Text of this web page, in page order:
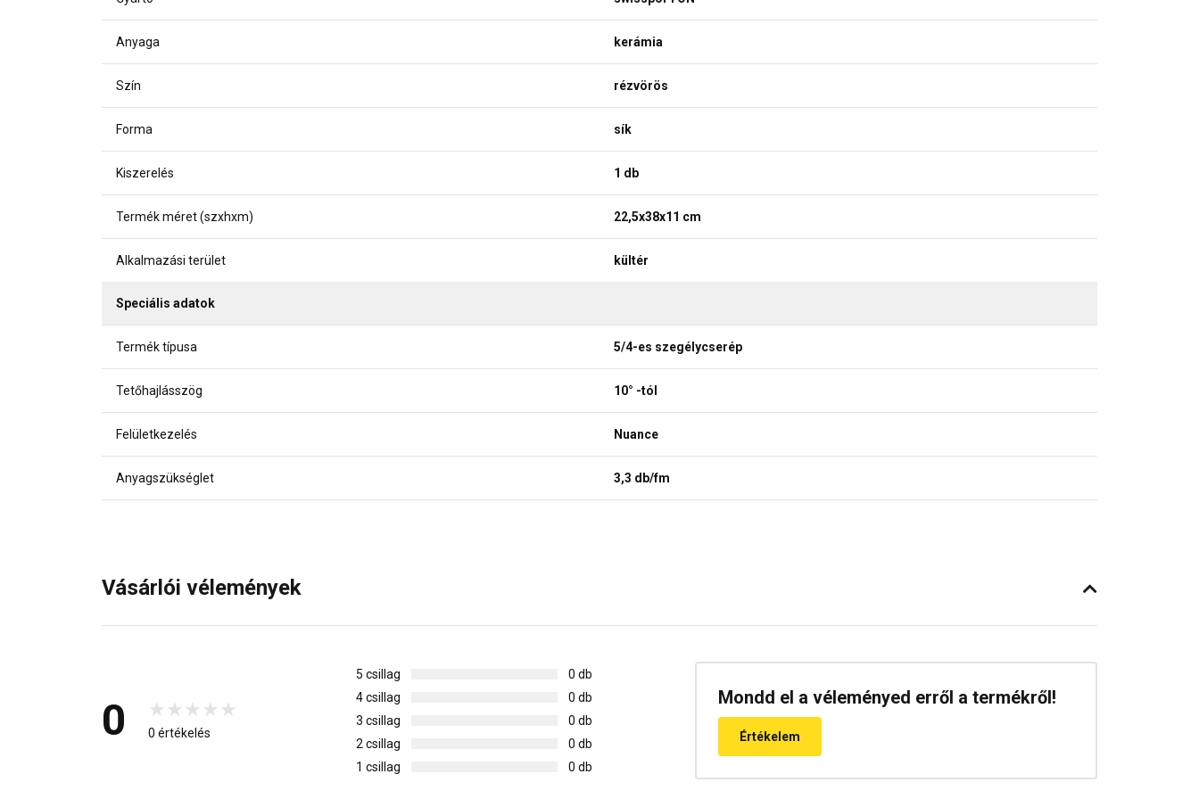
Anyaga kerámia
Szín rézvörös
Forma sík
Kiszerelés 1 db
Termék méret (szxhxm) 22,5x38x11 cm
Alkalmazási terület kültér
Speciális adatok
Termék típusa 5/4-es szegélycserép
Tetőhajlásszög 10° -tól
Felületkezelés Nuance
Anyagszükséglet 3,3 db/fm
Vásárlói vélemények
0 0 értékelés
5 csillag
0 db
4 csillag
0 db
3 csillag
0 db
2 csillag
0 db
1 csillag
0 db
Mondd el a véleményed erről a termékről!
Értékelem